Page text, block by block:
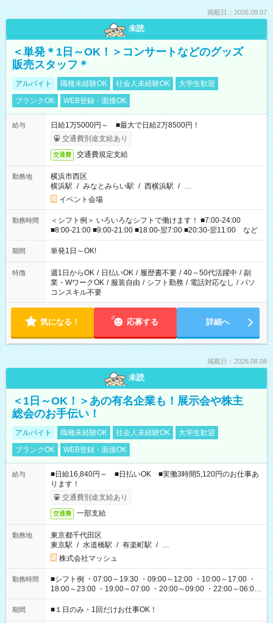
掲載日：2026.08.07
未読
＜単発＊1日～OK！＞コンサートなどのグッズ
販売スタッフ＊
アルバイト 職種未経験OK 社会人未経験OK
大学生歓迎
ブランクOK
WEB登録・面接OK
給与
日給1万5000円～ ■最大で日給2万8500円！
交通費別途支給あり
交通費 交通費規定支給
勤務地
横浜市西区
横浜駅 / みなとみらい駅 / 西横浜駅 / …
イベント会場
勤務時間
＜シフト例＞ いろいろなシフトで働けます！ ■7:00-24:00
■8:00-21:00 ■9:00-21:00 ■18:00-翌7:00 ■20:30-翌11:00 など
期間 単発1日～OK!
特徴 週1日からOK / 日払いOK / 履歴書不要 / 40～50代活躍中 / 副
業・WワークOK / 服装自由 / シフト勤務 / 電話対応なし / パソ
コンスキル不要
気になる！ 応募する 詳細へ
掲載日：2026.08.08
未読
＜1日～OK！＞あの有名企業も！展示会や株主
総会のお手伝い！
アルバイト 職種未経験OK 社会人未経験OK
大学生歓迎
ブランクOK
WEB登録・面接OK
給与
■日給16,840円～ ■日払いOK ■実働3時間5,120円のお仕事あ
ります！
交通費別途支給あり
交通費 一部支給
勤務地
東京都千代田区
東京駅 / 水道橋駅 / 有楽町駅 / …
株式会社マッシュ
勤務時間
■シフト例 ・07:00～19:30 ・09:00～12:00 ・10:00～17:00 ・
18:00～23:00 ・19:00～07:00 ・20:00～09:00 ・22:00～06:00
etc ★最短で3時間で5,120円のお仕事から 15時間で2万円近く稼
げるお仕事も！ ご希望のお時間に合わせてご紹介！ ※シフトは
期間 ■１日のみ・1回だけお仕事OK！